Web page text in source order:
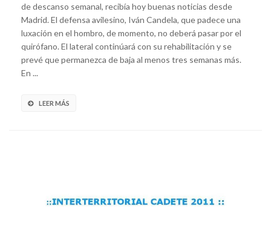
de descanso semanal, recibía hoy buenas noticias desde
Madrid. El defensa avilesino, Iván Candela, que padece una
luxación en el hombro, de momento, no deberá pasar por el
quirófano. El lateral continúará con su rehabilitación y se
prevé que permanezca de baja al menos tres semanas más.
En ...
LEER MÁS